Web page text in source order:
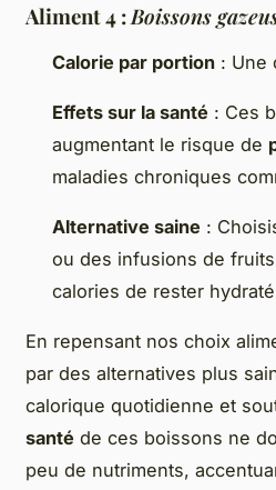
Aliment 4 : Boissons
Calorie par portion : Une
Effets sur la santé : Ces
augmentant le risque de
maladies chroniques
Alternative saine :
ou des infusions de
calories de rester
En repensant nos choix
par des alternatives plus
calorique quotidienne et
santé de ces boissons ne
peu de nutriments,